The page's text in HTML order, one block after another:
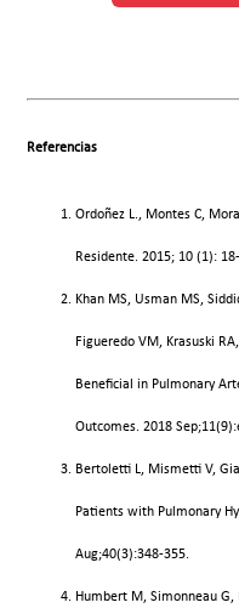
Referencias
Ordoñez L., Montes C,
Residente. 2015; 10 (1):
Khan MS, Usman MS,
Figueredo VM, Krasuski
Beneficial in Pulmonary
Outcomes. 2018
Bertoletti L, Mismetti V,
Patients with Pulmonary
Aug;40(3):348-355.
Humbert M, Simonneau